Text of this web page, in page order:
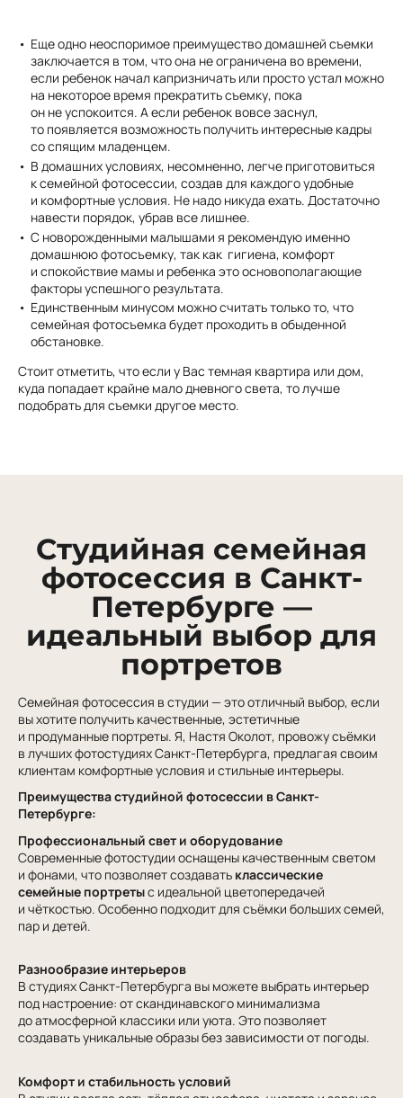
Еще одно неоспоримое преимущество домашней съемки
заключается в том, что она не ограничена во времени,
если ребенок начал капризничать или просто устал можно
на некоторое время прекратить съемку, пока
он не успокоится. А если ребенок вовсе заснул,
то появляется возможность получить интересные кадры
со спящим младенцем.
В домашних условиях, несомненно, легче приготовиться
к семейной фотосессии, создав для каждого удобные
и комфортные условия. Не надо никуда ехать. Достаточно
навести порядок, убрав все лишнее.
С новорожденными малышами я рекомендую именно
домашнюю фотосъемку, так как гигиена, комфорт
и спокойствие мамы и ребенка это основополагающие
факторы успешного результата.
Единственным минусом можно считать только то, что
семейная фотосъемка будет проходить в обыденной
обстановке.
Стоит отметить, что если у Вас темная квартира или дом,
куда попадает крайне мало дневного света, то лучше
подобрать для съемки другое место.
Студийная семейная
фотосессия в Санкт-
Петербурге —
идеальный выбор для
портретов
Семейная фотосессия в студии — это отличный выбор, если
вы хотите получить качественные, эстетичные
и продуманные портреты. Я, Настя Околот, провожу съёмки
в лучших фотостудиях Санкт-Петербурга, предлагая своим
клиентам комфортные условия и стильные интерьеры.
Преимущества студийной фотосессии в Санкт-
Петербурге:
Профессиональный свет и оборудование
Современные фотостудии оснащены качественным светом
и фонами, что позволяет создавать классические
семейные портретыс идеальной цветопередачей
и чёткостью. Особенно подходит для съёмки больших семей,
пар и детей.
Разнообразие интерьеров
В студиях Санкт-Петербурга вы можете выбрать интерьер
под настроение: от скандинавского минимализма
до атмосферной классики или уюта. Это позволяет
создавать уникальные образы без зависимости от погоды.
Комфорт и стабильность условий